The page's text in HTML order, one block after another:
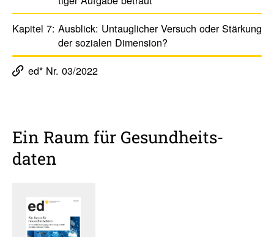
Kapitel 7: Ausblick: Untaug­li­cher Versuch oder Stär­kung
der sozialen Dimen­sion?
ed* Nr. 03/2022
Ein Raum für Gesund­heits­
daten